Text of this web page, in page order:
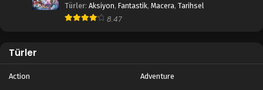
Türler: Aksiyon, Fantastik, Macera, Tarihsel
8.47
Türler
Action Adventure